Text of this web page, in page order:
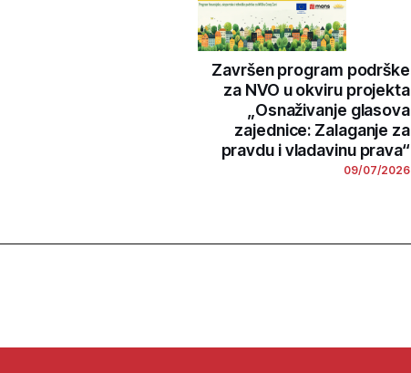
Završen program podrške
za NVO u okviru projekta
„Osnaživanje glasova
zajednice: Zalaganje za
pravdu i vladavinu prava“
09/07/2026